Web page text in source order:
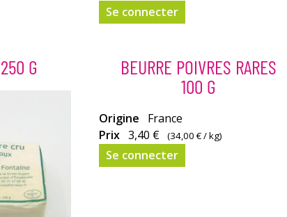
Se connecter
G
BEURRE POIVRES RARES
100 G
Origine
France
Prix 3,40 € (34,00 €/ kg)
Se connecter